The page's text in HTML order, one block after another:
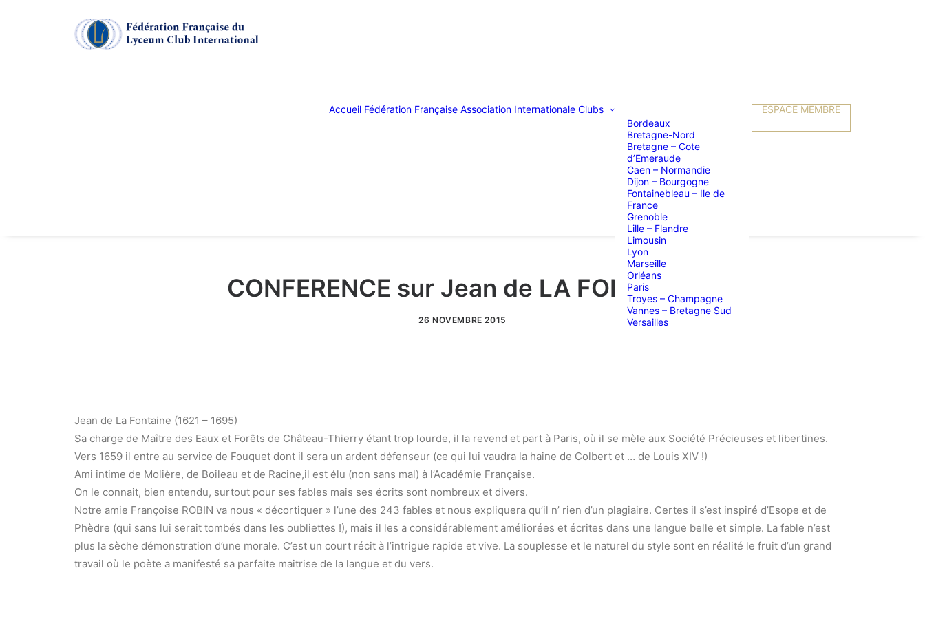
Accueil Fédération Française Association Internationale Clubs
Bordeaux
Bretagne-Nord
Bretagne – Cote
d’Emeraude
Caen – Normandie
Dijon – Bourgogne
Fontainebleau – Ile de
France
Grenoble
Lille – Flandre
Limousin
Lyon
Marseille
Orléans
Paris
Troyes – Champagne
Vannes – Bretagne Sud
Versailles
ESPACE MEMBRE
CONFERENCE sur Jean de LA FONTAINE
26 NOVEMBRE 2015
Jean de La Fontaine (1621 – 1695)
Sa charge de Maître des Eaux et Forêts de Château-Thierry étant trop lourde, il la revend et part à Paris, où il se mèle aux Société Précieuses et libertines.
Vers 1659 il entre au service de Fouquet dont il sera un ardent défenseur (ce qui lui vaudra la haine de Colbert et … de Louis XIV !)
Ami intime de Molière, de Boileau et de Racine,il est élu (non sans mal) à l’Académie Française.
On le connait, bien entendu, surtout pour ses fables mais ses écrits sont nombreux et divers.
Notre amie Françoise ROBIN va nous « décortiquer » l’une des 243 fables et nous expliquera qu’il n’ rien d’un plagiaire. Certes il s’est inspiré d’Esope et de
Phèdre (qui sans lui serait tombés dans les oubliettes !), mais il les a considérablement améliorées et écrites dans une langue belle et simple. La fable n’est
plus la sèche démonstration d’une morale. C’est un court récit à l’intrigue rapide et vive. La souplesse et le naturel du style sont en réalité le fruit d’un grand
travail où le poète a manifesté sa parfaite maitrise de la langue et du vers.